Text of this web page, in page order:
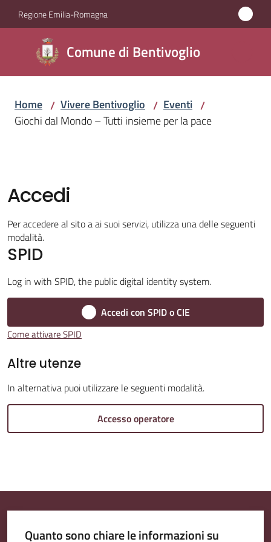
Vai al contenuto
Vai alla navigazione
Vai al footer
Regione Emilia-Romagna
Comune di Bentivoglio
Comune di
Bentivoglio
Amministrazione
Vivere
Bentivoglio
Menu selezionato
Amministrazione
Trasparente
A
b
o
r
Home / Vivere Bentivoglio / Eventi /
Giochi dal Mondo – Tutti insieme per la pace
Accedi
Per accedere al sito a ai suoi servizi, utilizza una delle seguenti
modalità.
SPID
Log in with SPID, the public digital identity system.
Accedi con SPID o CIE
Come attivare SPID
Altre utenze
In alternativa puoi utilizzare le seguenti modalità.
Accesso operatore
Quanto sono chiare le informazioni su